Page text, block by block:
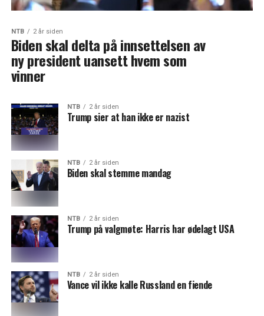
NTB 2 år siden
Biden skal delta på innsettelsen av
ny president uansett hvem som
vinner
NTB 2 år siden
Trump sier at han ikke er nazist
NTB 2 år siden
Biden skal stemme mandag
NTB 2 år siden
Trump på valgmøte: Harris har ødelagt USA
NTB 2 år siden
Vance vil ikke kalle Russland en fiende